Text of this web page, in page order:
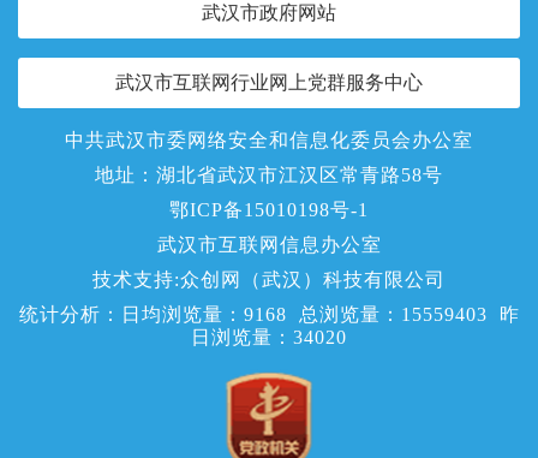
武汉市政府网站
武汉市互联网行业网上党群服务中心
中共武汉市委网络安全和信息化委员会办公室
地址：湖北省武汉市江汉区常青路58号
鄂ICP备15010198号-1
武汉市互联网信息办公室
技术支持:众创网（武汉）科技有限公司
统计分析：日均浏览量： 9168 总浏览量： 15559403 昨
日浏览量： 34020